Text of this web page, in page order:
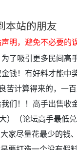
本站的朋友
明，避免不必要的
了吸引更多民间高
钱！有好料才能
苦计算得来的，一
们！！高手出售收
）（论坛高手最低兑
家尽量花最少的钱